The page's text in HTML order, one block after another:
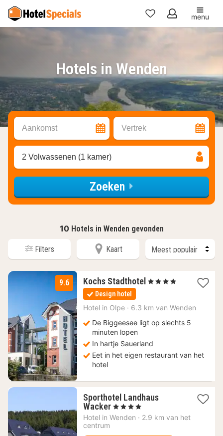
Mijn
menu
Hotels in Wenden
Aankomst Vertrek
2 Volwassenen (1 kamer)
Zoeken
10 Hotels in Wenden gevonden
Filters Kaart
9.6 Kochs Stadthotel 1
148
, 4 Sterren
Design hotel
Hotel in Olpe · 6.3 km van Wenden
De Biggeesee ligt op slechts 5
minuten lopen
In hartje Sauerland
Eet in het eigen restaurant van het
hotel
Sporthotel Landhaus
Wacker 1
nacht
, 4 Sterren
Hotel in Wenden · 2.9 km van het
centrum